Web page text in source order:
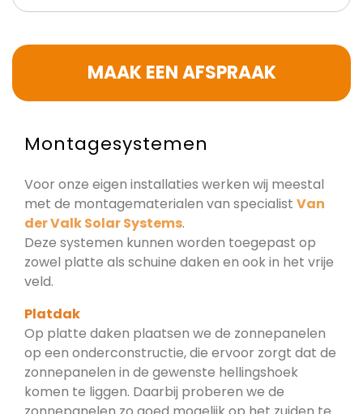
MAAK EEN AFSPRAAK
Montagesystemen
Voor onze eigen installaties werken wij meestal
met de montagematerialen van specialist Van
der Valk Solar Systems.
Deze systemen kunnen worden toegepast op
zowel platte als schuine daken en ook in het vrije
veld.
Platdak
Op platte daken plaatsen we de zonnepanelen
op een onderconstructie, die ervoor zorgt dat de
zonnepanelen in de gewenste hellingshoek
komen te liggen. Daarbij proberen we de